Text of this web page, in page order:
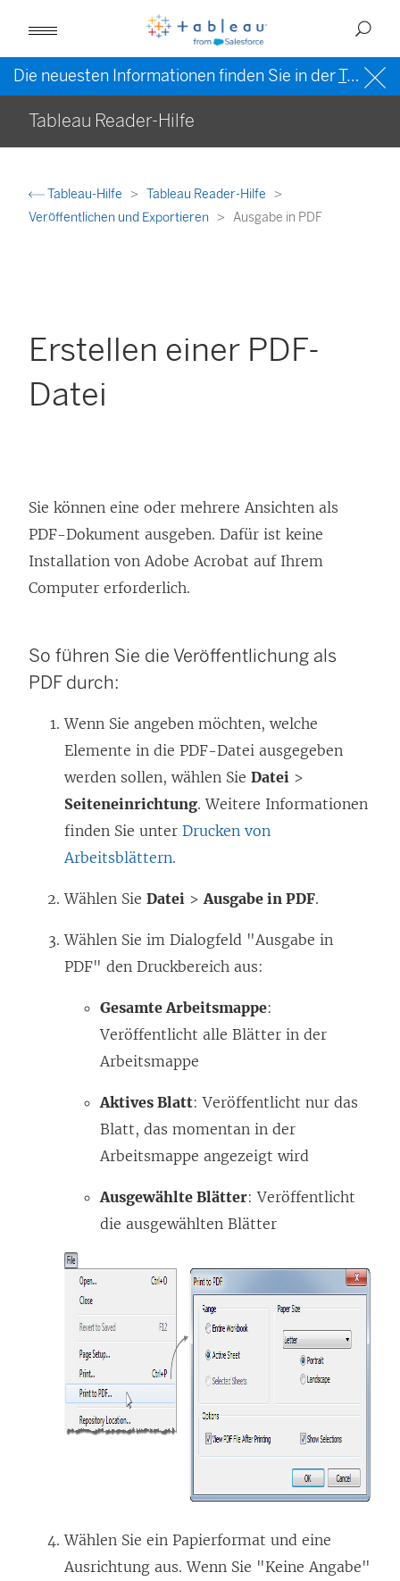
Die neuesten Informationen finden Sie in derTableau-Hilfe in englischer Sprache (US)
Tableau Reader-Hilfe
Tableau-Hilfe
Tableau Reader-Hilfe
Veröffentlichen und Exportieren
Ausgabe in PDF
Erstellen einer PDF-
Datei
Sie können eine oder mehrere Ansichten als
PDF-Dokument ausgeben. Dafür ist keine
Installation von Adobe Acrobat auf Ihrem
Computer erforderlich.
So führen Sie die Veröffentlichung als
PDF durch:
Wenn Sie angeben möchten, welche
Elemente in die PDF-Datei ausgegeben
werden sollen, wählen Sie Datei >
Seiteneinrichtung. Weitere Informationen
finden Sie unter Drucken von
Arbeitsblättern.
Wählen Sie Datei > Ausgabe in PDF.
Wählen Sie im Dialogfeld "Ausgabe in
PDF" den Druckbereich aus:
Gesamte Arbeitsmappe:
Veröffentlicht alle Blätter in der
Arbeitsmappe
Aktives Blatt: Veröffentlicht nur das
Blatt, das momentan in der
Arbeitsmappe angezeigt wird
Ausgewählte Blätter: Veröffentlicht
die ausgewählten Blätter
Wählen Sie ein Papierformat und eine
Ausrichtung aus. Wenn Sie "Keine Angabe"